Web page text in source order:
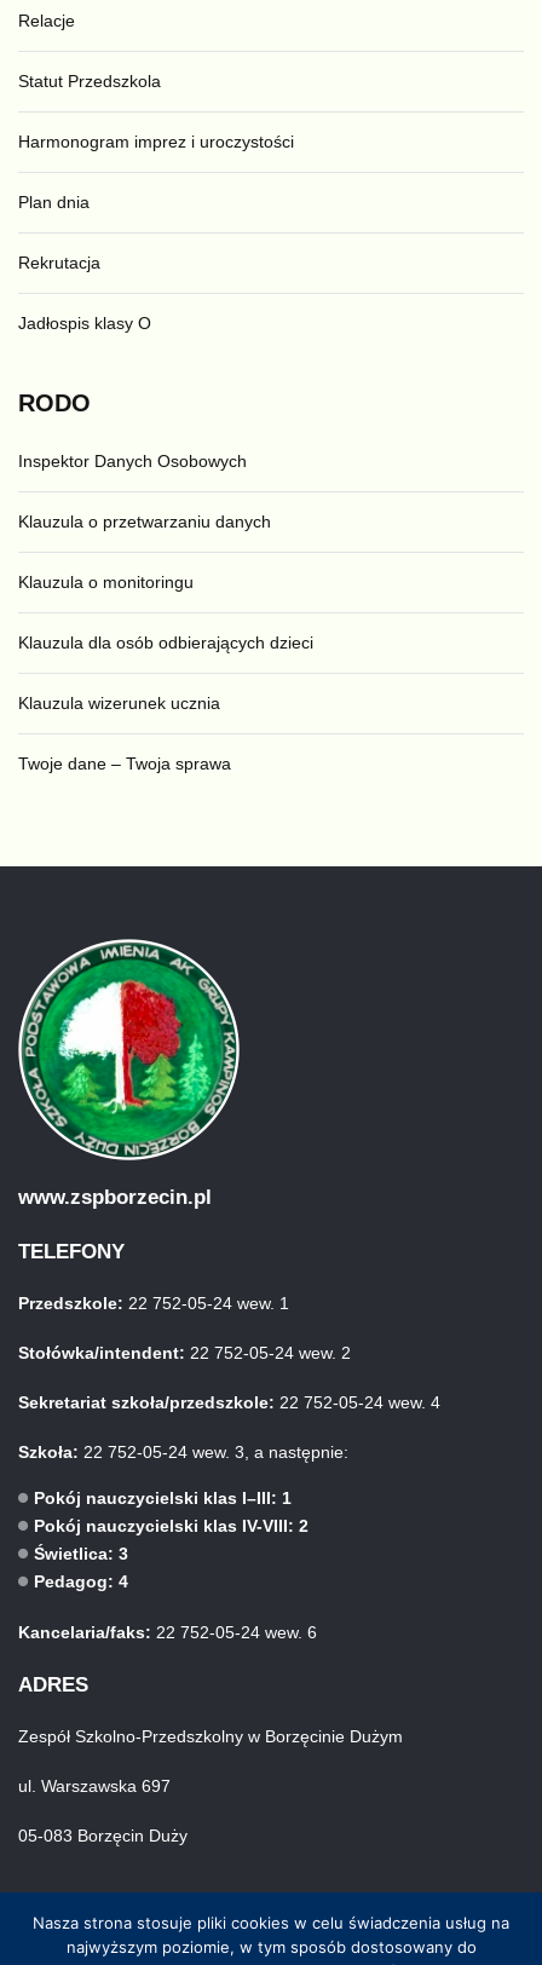
Relacje
Statut Przedszkola
Harmonogram imprez i uroczystości
Plan dnia
Rekrutacja
Jadłospis klasy O
RODO
Inspektor Danych Osobowych
Klauzula o przetwarzaniu danych
Klauzula o monitoringu
Klauzula dla osób odbierających dzieci
Klauzula wizerunek ucznia
Twoje dane – Twoja sprawa
www.zspborzecin.pl
TELEFONY
Przedszkole: 22 752-05-24 wew. 1
Stołówka/intendent: 22 752-05-24 wew. 2
Sekretariat szkoła/przedszkole: 22 752-05-24 wew. 4
Szkoła: 22 752-05-24 wew. 3, a następnie:
Pokój nauczycielski klas I–III: 1
Pokój nauczycielski klas IV-VIII: 2
Świetlica: 3
Pedagog: 4
Kancelaria/faks: 22 752-05-24 wew. 6
ADRES
Zespół Szkolno-Przedszkolny w Borzęcinie Dużym
ul. Warszawska 697
05-083 Borzęcin Duży
Nasza strona stosuje pliki cookies w celu świadczenia usług na
najwyższym poziomie, w tym sposób dostosowany do